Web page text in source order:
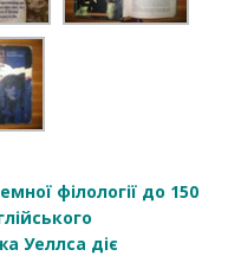
філології до 150
Уеллса діє